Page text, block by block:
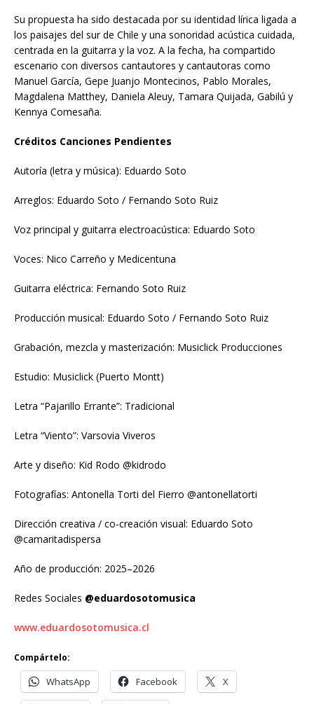
Su propuesta ha sido destacada por su identidad lírica ligada a
los paisajes del sur de Chile y una sonoridad acústica cuidada,
centrada en la guitarra y la voz. A la fecha, ha compartido
escenario con diversos cantautores y cantautoras como
Manuel García, Gepe Juanjo Montecinos, Pablo Morales,
Magdalena Matthey, Daniela Aleuy, Tamara Quijada, Gabilú y
Kennya Comesaña.
Créditos Canciones Pendientes
Autoría (letra y música): Eduardo Soto
Arreglos: Eduardo Soto / Fernando Soto Ruiz
Voz principal y guitarra electroacústica: Eduardo Soto
Voces: Nico Carreño y Medicentuna
Guitarra eléctrica: Fernando Soto Ruiz
Producción musical: Eduardo Soto / Fernando Soto Ruiz
Grabación, mezcla y masterización: Musiclick Producciones
Estudio: Musiclick (Puerto Montt)
Letra “Pajarillo Errante”: Tradicional
Letra “Viento”: Varsovia Viveros
Arte y diseño: Kid Rodo @kidrodo
Fotografías: Antonella Torti del Fierro @antonellatorti
Dirección creativa / co-creación visual: Eduardo Soto
@camaritadispersa
Año de producción: 2025–2026
Redes Sociales @eduardosotomusica
www.eduardosotomusica.cl
Compártelo:
WhatsApp Facebook X